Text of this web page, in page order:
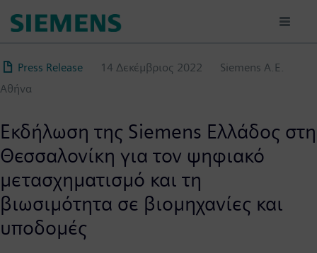
προς
κυρίως
περιεχόμενο
Press Release 14 Δεκέμβριος 2022
Siemens A.Ε.
Αθήνα
Εκδήλωση της Siemens Ελλάδος στη
Θεσσαλονίκη για τον ψηφιακό
μετασχηματισμό και τη
βιωσιμότητα σε βιομηχανίες και
υποδομές